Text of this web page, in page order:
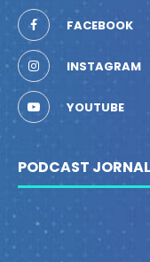
FACEBOOK
INSTAGRAM
YOUTUBE
PODCAST